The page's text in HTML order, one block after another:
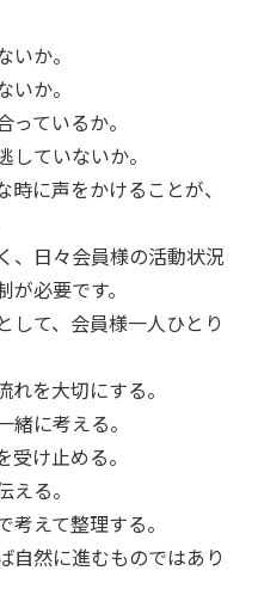
か。
か。
ているか。
ていないか。
に声をかけることが、
、日々会員様の活動状況
必要です。
して、会員様一人ひとり
を大切にする。
に考える。
け止める。
る。
えて整理する。
自然に進むものではあり